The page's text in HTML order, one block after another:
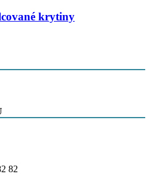
krytiny
82